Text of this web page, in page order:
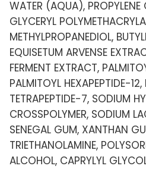
WATER (AQUA), PROPYLENE
GLYCERYL
METHYLPROPANEDIOL,
EQUISETUM ARVENSE
FERMENT EXTRACT,
PALMITOYL HEXAPEPTIDE-
TETRAPEPTIDE-7, SODIUM
CROSSPOLYMER, SODIUM
SENEGAL GUM, XANTHAN
TRIETHANOLAMINE,
ALCOHOL, CAPRYLYL